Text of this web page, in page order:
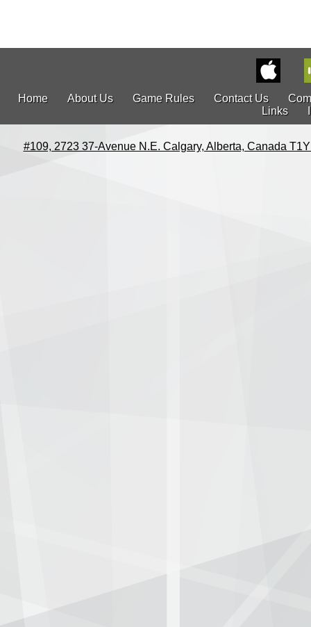
Home About Us Game Rules Contact Us
Links
#109, 2723 37-Avenue N.E. Calgary, Alberta, Canada